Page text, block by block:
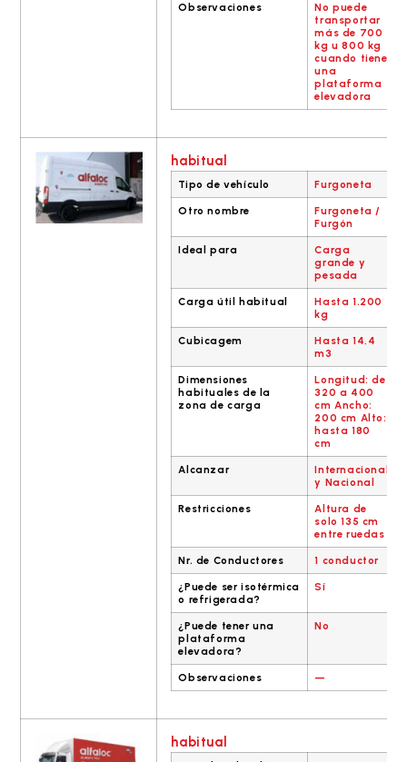
Observaciones
No puede
transportar
más de 700
kg u 800 kg
cuando tiene
una
plataforma
elevadora
habitual
Tipo de vehículo Furgoneta
Otro nombre
Furgoneta /
Furgón
Ideal para
Carga
grande y
pesada
Carga útil habitual
Hasta 1.200
kg
Cubicagem
Hasta 14,4
m3
Dimensiones
habituales de la
zona de carga
Longitud: de
320 a 400
cm Ancho:
200 cm Alto:
hasta 180
cm
Alcanzar
Internacional
y Nacional
Restricciones
Altura de
solo 135 cm
entre ruedas
Nr. de Conductores 1 conductor
¿Puede ser isotérmica
o refrigerada?
Sí
¿Puede tener una
plataforma
elevadora?
No
Observaciones —
habitual